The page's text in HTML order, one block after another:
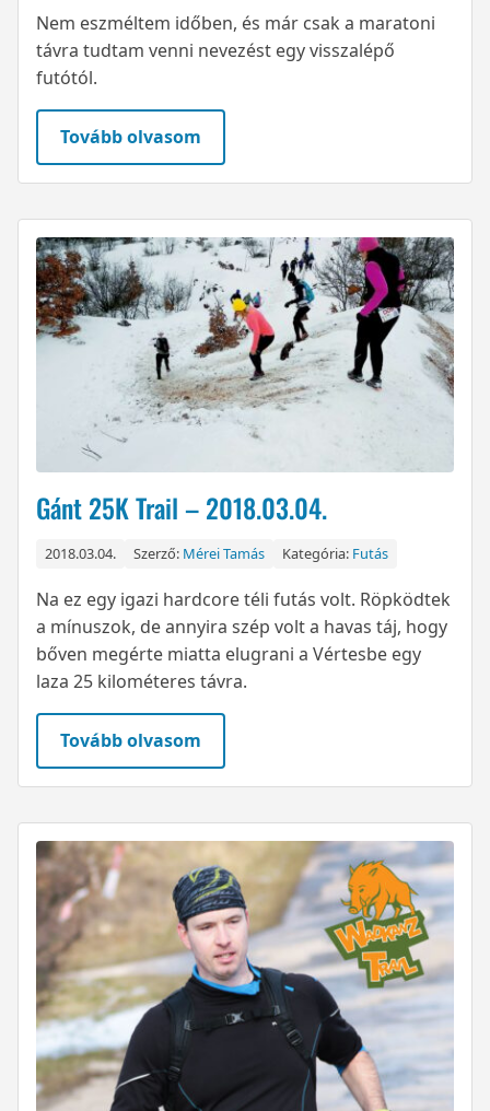
Nem eszméltem időben, és már csak a maratoni
távra tudtam venni nevezést egy visszalépő
futótól.
Tovább olvasom
Gánt 25K Trail – 2018.03.04.
2018.03.04. Szerző: Mérei Tamás Kategória: Futás
Na ez egy igazi hardcore téli futás volt. Röpködtek
a mínuszok, de annyira szép volt a havas táj, hogy
bőven megérte miatta elugrani a Vértesbe egy
laza 25 kilométeres távra.
Tovább olvasom